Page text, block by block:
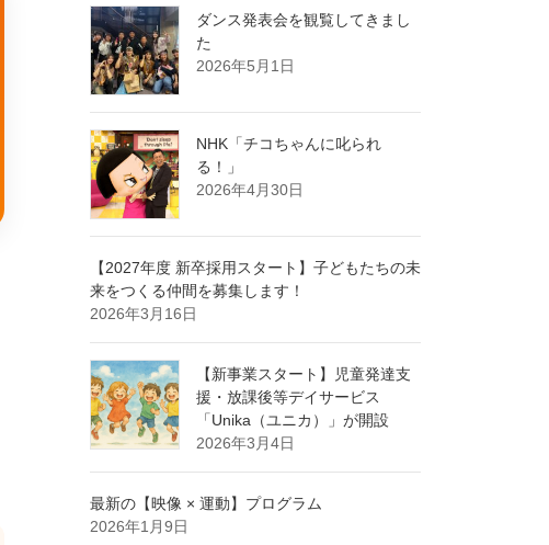
ダンス発表会を観覧してきまし
た
2026年5月1日
NHK「チコちゃんに叱られ
る！」
2026年4月30日
【2027年度 新卒採用スタート】子どもたちの未
来をつくる仲間を募集します！
2026年3月16日
【新事業スタート】児童発達支
援・放課後等デイサービス
「Unika（ユニカ）」が開設
2026年3月4日
最新の【映像 × 運動】プログラム
2026年1月9日